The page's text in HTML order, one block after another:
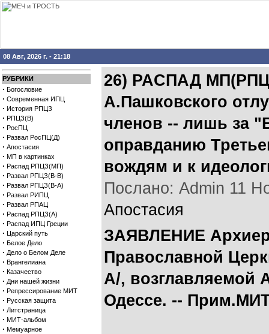
08 Авг, 2026 г. - 21:18
РУБРИКИ
· Богословие
· Современная ИПЦ
· История РПЦЗ
· РПЦЗ(В)
· РосПЦ
· Развал РосПЦ(Д)
· Апостасия
· МП в картинках
· Распад РПЦЗ(МП)
· Развал РПЦЗ(В-В)
· Развал РПЦЗ(В-А)
· Развал РИПЦ
· Развал РПАЦ
· Распад РПЦЗ(А)
· Распад ИПЦ Греции
· Царский путь
· Белое Дело
· Дело о Белом Деле
· Врангелиана
· Казачество
· Дни нашей жизни
· Репрессирование МИТ
· Русская защита
· Литстраница
· МИТ-альбом
· Мемуарное
26) РАCПАД
А.Пашковского
членов -- лишь за
оправданию
вождям и к
Послано: Admin 11
Апостасия
ЗАЯВЛЕНИЕ
Православной
А/, возглавляемой
Одессе. --